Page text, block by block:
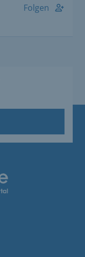
Folgen